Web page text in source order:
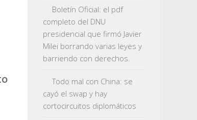
Boletín Oficial: el pdf
completo del DNU
presidencial que firmó Javier
Milei borrando varias leyes y
barriendo con derechos.
Todo mal con China: se
cayó el swap y hay
cortocircuitos diplomáticos